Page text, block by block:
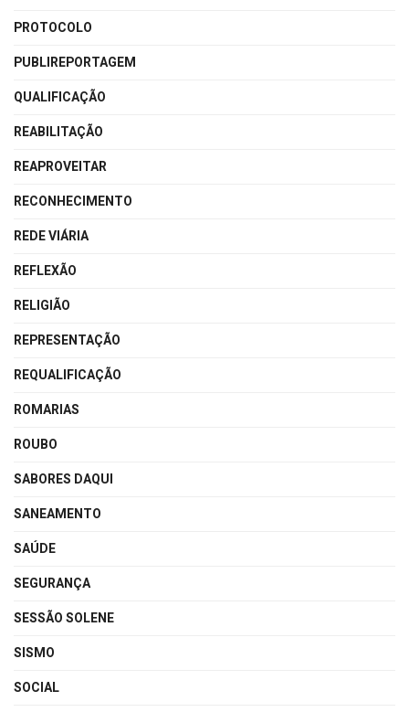
PROTOCOLO
PUBLIREPORTAGEM
QUALIFICAÇÃO
REABILITAÇÃO
REAPROVEITAR
RECONHECIMENTO
REDE VIÁRIA
REFLEXÃO
RELIGIÃO
REPRESENTAÇÃO
REQUALIFICAÇÃO
ROMARIAS
ROUBO
SABORES DAQUI
SANEAMENTO
SAÚDE
SEGURANÇA
SESSÃO SOLENE
SISMO
SOCIAL